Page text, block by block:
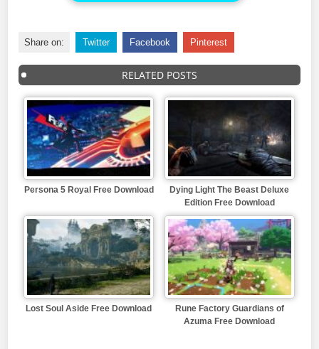
Share on: Twitter Facebook Pinterest
RELATED POSTS
Persona 5 Royal Free Download
Dying Light The Beast Deluxe
Edition Free Download
Lost Soul Aside Free Download
Rune Factory Guardians of
Azuma Free Download